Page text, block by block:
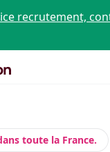
recrutement,
toute la France.